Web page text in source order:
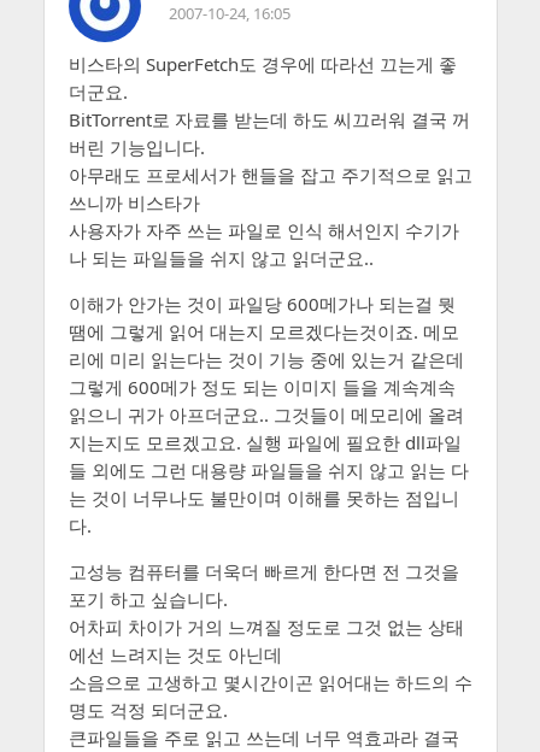
2007-10-24, 16:05
비스타의 SuperFetch도 경우에 따라선 끄는게 좋
더군요.
BitTorrent로 자료를 받는데 하도 씨끄러워 결국 꺼
버린 기능입니다.
아무래도 프로세서가 핸들을 잡고 주기적으로 읽고
쓰니까 비스타가
사용자가 자주 쓰는 파일로 인식 해서인지 수기가
나 되는 파일들을 쉬지 않고 읽더군요..
이해가 안가는 것이 파일당 600메가나 되는걸 뭣
땜에 그렇게 읽어 대는지 모르겠다는것이죠. 메모
리에 미리 읽는다는 것이 기능 중에 있는거 같은데
그렇게 600메가 정도 되는 이미지 들을 계속계속
읽으니 귀가 아프더군요.. 그것들이 메모리에 올려
지는지도 모르겠고요. 실행 파일에 필요한 dll파일
들 외에도 그런 대용량 파일들을 쉬지 않고 읽는 다
는 것이 너무나도 불만이며 이해를 못하는 점입니
다.
고성능 컴퓨터를 더욱더 빠르게 한다면 전 그것을
포기 하고 싶습니다.
어차피 차이가 거의 느껴질 정도로 그것 없는 상태
에선 느려지는 것도 아닌데
소음으로 고생하고 몇시간이곤 읽어대는 하드의 수
명도 걱정 되더군요.
큰파일들을 주로 읽고 쓰는데 너무 역효과라 결국